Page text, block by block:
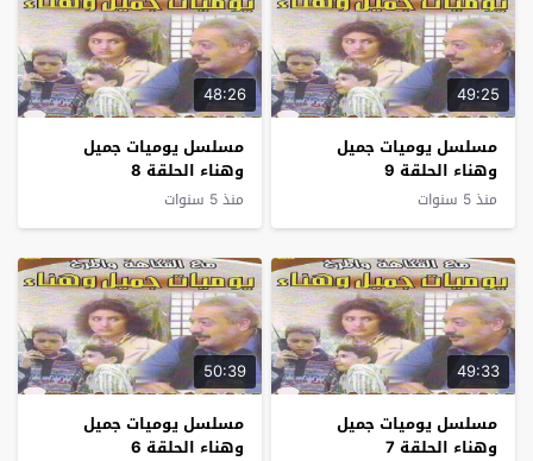
49:25
مسلسل يوميات جميل
وهناء الحلقة 9
منذ 5 سنوات
48:26
مسلسل يوميات جميل
وهناء الحلقة 8
منذ 5 سنوات
49:33
مسلسل يوميات جميل
وهناء الحلقة 7
50:39
مسلسل يوميات جميل
وهناء الحلقة 6